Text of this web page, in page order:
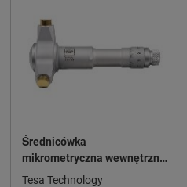
Średnicówka
mikrometryczna wewnętrzna
IMICRO
Tesa Technology